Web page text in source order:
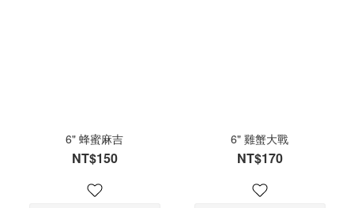
6" 蜂蜜麻吉
NT$150
6" 雞蟹大戰
NT$170